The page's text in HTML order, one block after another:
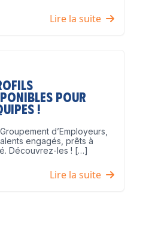
Lire la suite
pour
!
d’Employeurs,
engagés, prêts à
Découvrez-les ! […]
Lire la suite